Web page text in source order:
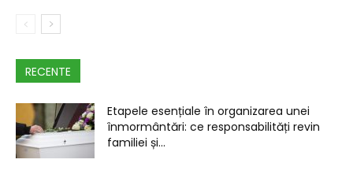
RECENTE
Etapele esențiale în organizarea unei
înmormântări: ce responsabilități revin
familiei și...